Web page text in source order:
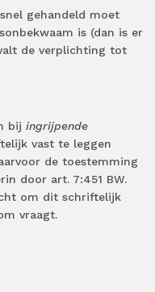
gehandeld moet
is (dan is er
de verplichting tot
bij ingrijpende
vast te leggen
de toestemming
door art. 7:451 BW.
om dit schriftelijk
vraagt.